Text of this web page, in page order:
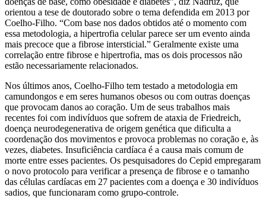
orientou a tese de doutorado sobre o tema defendida em 2013 por
Coelho-Filho. “Com base nos dados obtidos até o momento com
essa metodologia, a hipertrofia celular parece ser um evento ainda
mais precoce que a fibrose intersticial.” Geralmente existe uma
correlação entre fibrose e hipertrofia, mas os dois processos não
estão necessariamente relacionados.
Nos últimos anos, Coelho-Filho tem testado a metodologia em
camundongos e em seres humanos obesos ou com outras doenças
que provocam danos ao coração. Um de seus trabalhos mais
recentes foi com indivíduos que sofrem de ataxia de Friedreich,
doença neurodegenerativa de origem genética que dificulta a
coordenação dos movimentos e provoca problemas no coração e, às
vezes, diabetes. Insuficiência cardíaca é a causa mais comum de
morte entre esses pacientes. Os pesquisadores do Cepid empregaram
o novo protocolo para verificar a presença de fibrose e o tamanho
das células cardíacas em 27 pacientes com a doença e 30 indivíduos
sadios, que funcionaram como grupo-controle.